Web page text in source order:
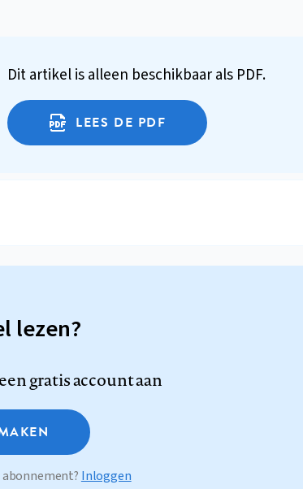
Dit artikel is alleen beschikbaar als PDF.
LEES DE PDF
lezen?
een gratis account aan
abonnement? Inloggen